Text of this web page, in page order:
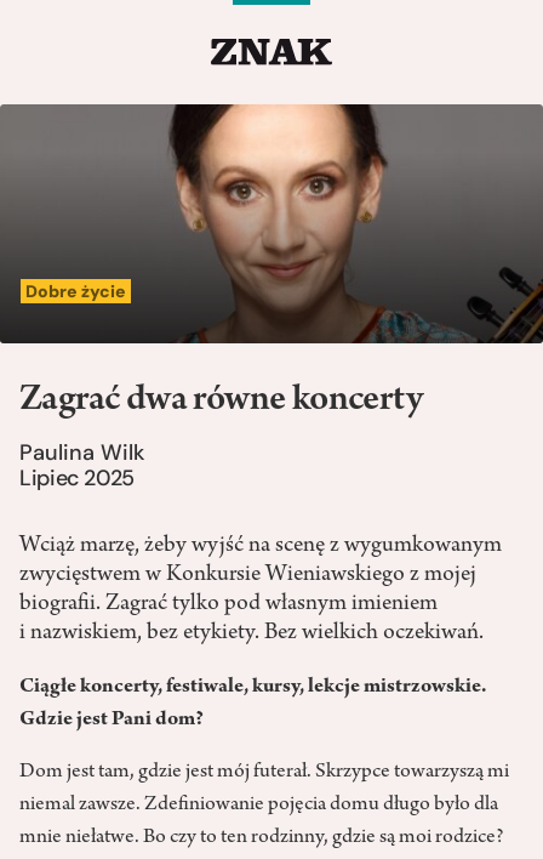
Dobre życie
Zagrać dwa równe koncerty
Paulina Wilk
Lipiec 2025
Wciąż marzę, żeby wyjść na scenę z wygumkowanym
zwycięstwem w Konkursie Wieniawskiego z mojej
biografii. Zagrać tylko pod własnym imieniem
i nazwiskiem, bez etykiety. Bez wielkich oczekiwań.
Ciągłe koncerty, festiwale, kursy, lekcje mistrzowskie.
Gdzie jest Pani dom?
Dom jest tam, gdzie jest mój futerał. Skrzypce towarzyszą mi
niemal zawsze. Zdefiniowanie pojęcia domu długo było dla
mnie niełatwe. Bo czy to ten rodzinny, gdzie są moi rodzice?